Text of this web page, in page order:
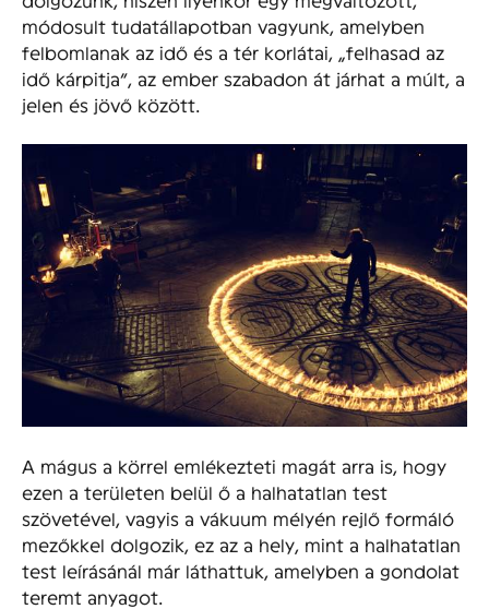
módosult tudatállapotban vagyunk, amelyben
felbomlanak az idő és a tér korlátai, „felhasad az
idő kárpitja”, az em­ber szabadon át járhat a múlt, a
jelen és jövő között.
A mágus a körrel emlékezteti magát arra is, hogy
ezen a területen belül ő a halhatatlan test
szövetével, vagyis a vákuum mélyén rejlő formáló
mezőkkel dolgozik, ez az a hely, mint a halhatatlan
test leírásánál már láthattuk, amelyben a gondolat
teremt anyagot.